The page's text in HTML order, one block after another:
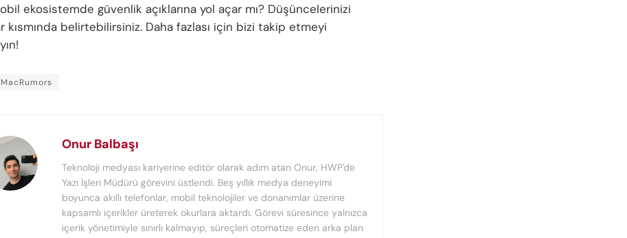
ekosistemde güvenlik açıklarına yol açar mı? Düşüncelerinizi
kısmında belirtebilirsiniz. Daha fazlası için bizi takip etmeyi
MacRumors
Onur Balbaşı
Teknoloji medyası kariyerine editör olarak adım atan Onur, HWP'de
Yazı İşleri Müdürü görevini üstlendi. Beş yıllık medya deneyimi
boyunca akıllı telefonlar, mobil teknolojiler ve donanımlar üzerine
kapsamlı içerikler üreterek okurlara aktardı. Görevi süresince yalnızca
içerik yönetimiyle sınırlı kalmayıp, süreçleri otomatize eden arka plan